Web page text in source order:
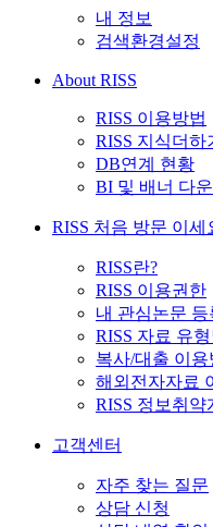
내 정보
검색환경설정
About RISS
RISS 이용방법
RISS 지식더하
DB연계 현황
BI 및 배너 다
RISS 처음 방문 이세
RISS란?
RISS 이용권한
내 관심논문 등
RISS 자료 유
복사/대출 이용
해외전자자료
RISS 정보취
고객센터
자주 찾는 질문
상담 신청